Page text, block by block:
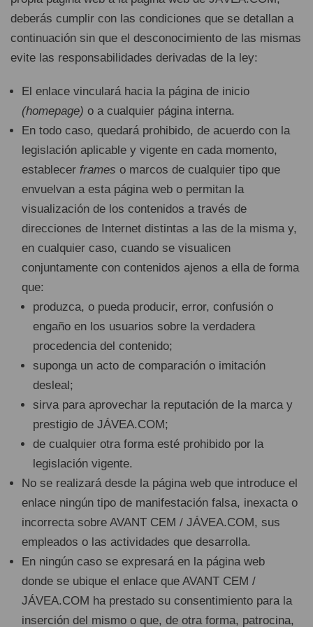
deberás cumplir con las condiciones que se detallan a
continuación sin que el desconocimiento de las mismas
evite las responsabilidades derivadas de la ley:
El enlace vinculará hacia la página de inicio
(homepage) o a cualquier página interna.
En todo caso, quedará prohibido, de acuerdo con la
legislación aplicable y vigente en cada momento,
establecer frames o marcos de cualquier tipo que
envuelvan a esta página web o permitan la
visualización de los contenidos a través de
direcciones de Internet distintas a las de la misma y,
en cualquier caso, cuando se visualicen
conjuntamente con contenidos ajenos a ella de forma
que:
produzca, o pueda producir, error, confusión o
engaño en los usuarios sobre la verdadera
procedencia del contenido;
suponga un acto de comparación o imitación
desleal;
sirva para aprovechar la reputación de la marca y
prestigio de JÁVEA.COM;
de cualquier otra forma esté prohibido por la
legislación vigente.
No se realizará desde la página web que introduce el
enlace ningún tipo de manifestación falsa, inexacta o
incorrecta sobre AVANT CEM / JÁVEA.COM, sus
empleados o las actividades que desarrolla.
En ningún caso se expresará en la página web
donde se ubique el enlace que AVANT CEM /
JÁVEA.COM ha prestado su consentimiento para la
inserción del mismo o que, de otra forma, patrocina,